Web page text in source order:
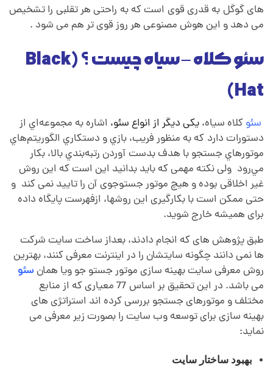
های گوگل به قدری قوی است که به راحتی هر تقلبی را تشخیص
می دهد و این هوش مصنوعی هر روز قوی تر هم می شود .
سئو کلاه – سیاه چیست ؟ (Black
Hat)
سئوکلاه سياه،یکی دیگر از انواع سئو، اشاره به مجموعه‌اي از
دستورات دارد که به منظور فريب، بازي و دستکاري الگوريتم‌هاي
موتورهاي جستجو با هدف بدست آوردن رتبه‌بندي بالا، بکار
مي‌رود ولی نکته مهمی که باید بدانید این است که این روش
غیر اخلاقی بوده و هیچ موتور جستوجوی آن را تایید نمی کند و
حتی ممکن است با بکارگیری این روشها، ازفهرست پایگاه داده
برای همیشه خارج شوید.
طبق پژوهش های که انجام دادند، بعداز ساخت سایت شرکت
ها نمی دانند چگونه سایتشان را در اینترنت معرفی کنند، بهترین
روش معرفی سایت بهینه سازی موتور جستو جو ویا همان سئو
می باشد. در این تحقیق بر اساس 77 معیاری که از منابع
مختلف و موتورهای جستجو بررسی کرده اند استراتژی های
بهینه سازی برای توسعه وب سایت را بصورت زیر معرفی می
نماید:
بهبود ساختار سایت